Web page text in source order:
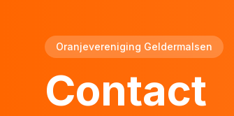
Oranjevereniging Geldermalsen
Contact